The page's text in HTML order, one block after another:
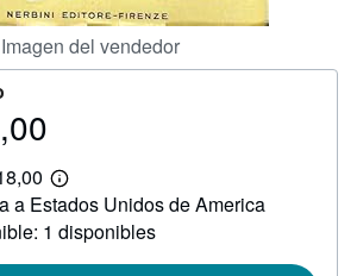
Imagen del vendedor
Más
información
sobre
las
a Estados Unidos de America
1 disponibles